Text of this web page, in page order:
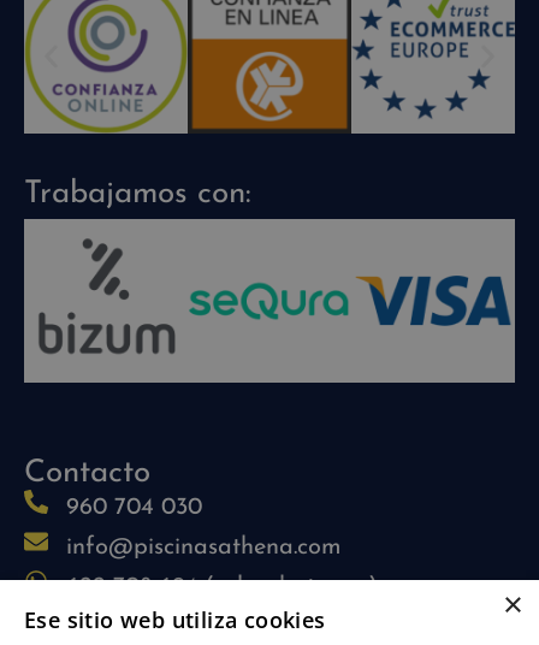
Trabajamos con:
Contacto
960 704 030
info@piscinasathena.com
622 708 694 (solo whatsapp)
L-V: 09:30h-13:30h
×
Ese sitio web utiliza cookies